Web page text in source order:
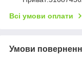
Всі умови оплати
Умови